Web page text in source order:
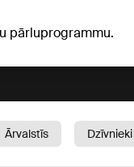
pārluprogrammu.
Ārvalstīs Dzīvnieki